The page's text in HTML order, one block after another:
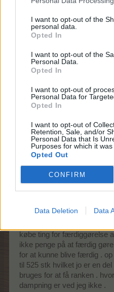
I want to opt-out of the
personal data.
Opted In
I want to opt-out of the
Personal Data.
Opted In
I want to opt-out of
Personal Data for
Opted In
I want to opt-out of
Retention, Sale, and/or
Personal Data that Is
Purposes for which it was
Opted Out
CONFIRM
Data Deletion Data
tilkende og kan oplyse dig
10 feedback indlæg.
eventuelle spørgsmål til
poste dem i debat og
diskussionssektionen.
Farmerama Teamet
27 Januar 2022
plerik
Exceptional talent
det var så endnu et event
grund af manglende op
burde jo være sådan at hvis
købe ting for færdiggørelse
ikke penge på at færdig
for at kunne blive færdig .
til 525 stk hvilket jo er en
bruges for at få ranken .
dampning er ved jeg ikke .